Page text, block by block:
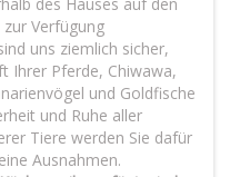
Verfügung
uns ziemlich sicher,
Ihrer Pferde, Chiwawa,
und Goldfische
und Ruhe aller
Tiere werden Sie dafür
Ausnahmen.